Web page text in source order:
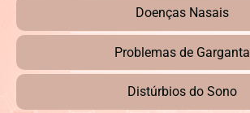
Doenças Nasais
Problemas de Garganta
Distúrbios do Sono